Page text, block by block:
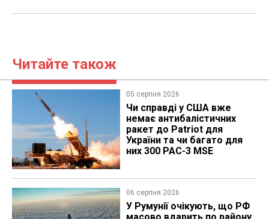
Читайте також
05 серпня 2026
Чи справді у США вже
немає антибалістичних
ракет до Patriot для
України та чи багато для
них 300 PAC-3 MSE
06 серпня 2026
У Румунії очікують, що РФ